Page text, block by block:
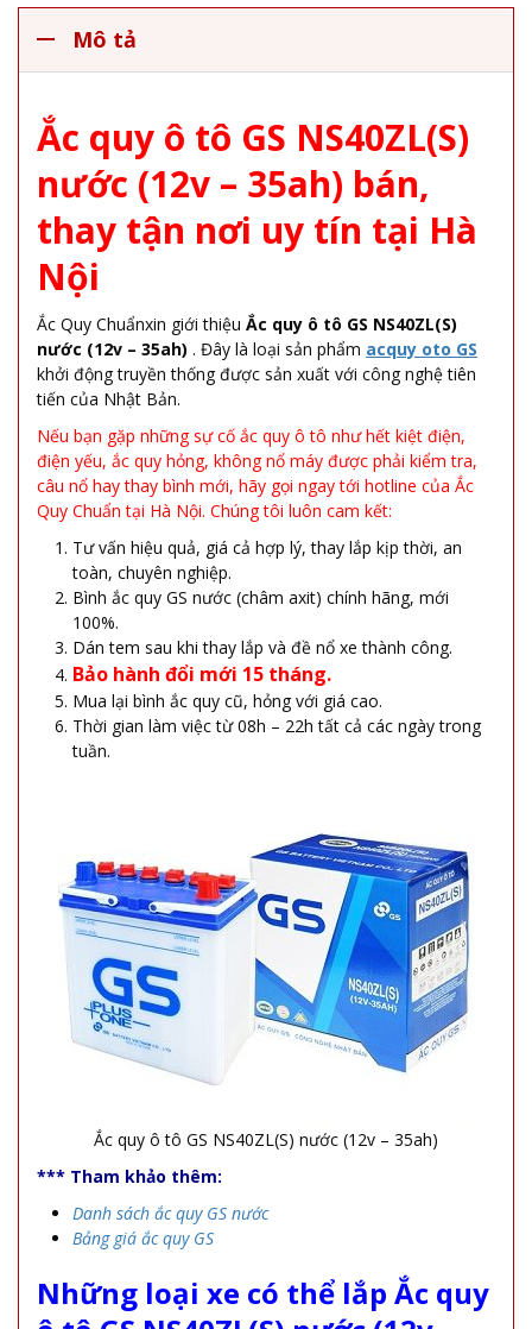
Mô tả
Ắc quy ô tô GS NS40ZL(S)
nước (12v – 35ah) bán,
thay tận nơi uy tín tại Hà
Nội
Ắc Quy Chuẩnxin giới thiệu Ắc quy ô tô GS NS40ZL(S)
nước (12v – 35ah) . Đây là loại sản phẩm acquy oto GS
khởi động truyền thống được sản xuất với công nghệ tiên
tiến của Nhật Bản.
Nếu bạn gặp những sự cố ắc quy ô tô như hết kiệt điện,
điện yếu, ắc quy hỏng, không nổ máy được phải kiểm tra,
câu nổ hay thay bình mới, hãy gọi ngay tới hotline của Ắc
Quy Chuẩn tại Hà Nội. Chúng tôi luôn cam kết:
Tư vấn hiệu quả, giá cả hợp lý, thay lắp kịp thời, an
toàn, chuyên nghiệp.
Bình ắc quy GS nước (châm axit) chính hãng, mới
100%.
Dán tem sau khi thay lắp và đề nổ xe thành công.
Bảo hành đổi mới 15 tháng.
Mua lại bình ắc quy cũ, hỏng với giá cao.
Thời gian làm việc từ 08h – 22h tất cả các ngày trong
tuần.
Ắc quy ô tô GS NS40ZL(S) nước (12v – 35ah)
*** Tham khảo thêm:
Danh sách ắc quy GS nước
Bảng giá ắc quy GS
Những loại xe có thể lắp Ắc quy